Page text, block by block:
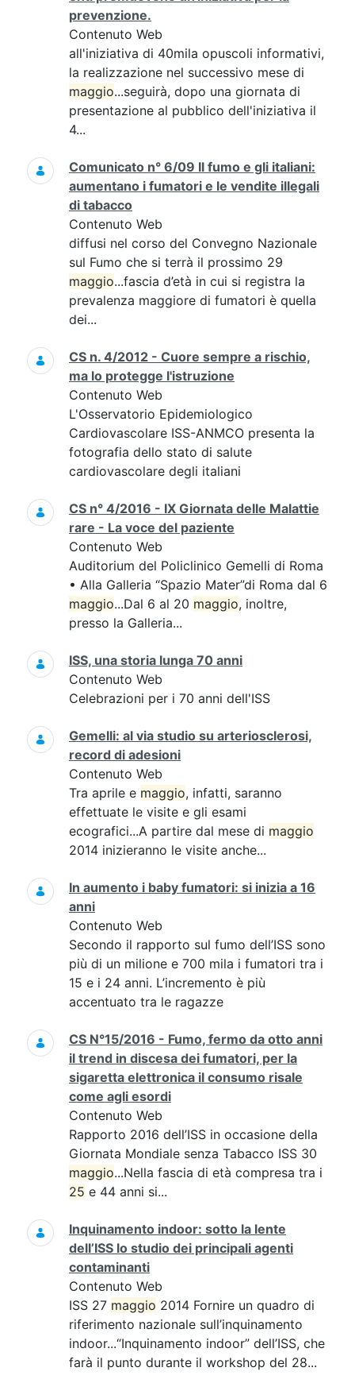
prevenzione.
Contenuto Web
all'iniziativa di 40mila opuscoli informativi,
la realizzazione nel successivo mese di
maggio...seguirà, dopo una giornata di
presentazione al pubblico dell'iniziativa il
4...
Comunicato n° 6/09 Il fumo e gli italiani:
aumentano i fumatori e le vendite illegali
di tabacco
Contenuto Web
diffusi nel corso del Convegno Nazionale
sul Fumo che si terrà il prossimo 29
maggio...fascia d’età in cui si registra la
prevalenza maggiore di fumatori è quella
dei...
CS n. 4/2012 - Cuore sempre a rischio,
ma lo protegge l'istruzione
Contenuto Web
L'Osservatorio Epidemiologico
Cardiovascolare ISS-ANMCO presenta la
fotografia dello stato di salute
cardiovascolare degli italiani
CS n° 4/2016 - IX Giornata delle Malattie
rare - La voce del paziente
Contenuto Web
Auditorium del Policlinico Gemelli di Roma
• Alla Galleria “Spazio Mater”di Roma dal 6
maggio...Dal 6 al 20 maggio, inoltre,
presso la Galleria...
ISS, una storia lunga 70 anni
Contenuto Web
Celebrazioni per i 70 anni dell'ISS
Gemelli: al via studio su arteriosclerosi,
record di adesioni
Contenuto Web
Tra aprile e maggio, infatti, saranno
effettuate le visite e gli esami
ecografici...A partire dal mese di maggio
2014 inizieranno le visite anche...
In aumento i baby fumatori: si inizia a 16
anni
Contenuto Web
Secondo il rapporto sul fumo dell’ISS sono
più di un milione e 700 mila i fumatori tra i
15 e i 24 anni. L’incremento è più
accentuato tra le ragazze
CS N°15/2016 - Fumo, fermo da otto anni
il trend in discesa dei fumatori, per la
sigaretta elettronica il consumo risale
come agli esordi
Contenuto Web
Rapporto 2016 dell’ISS in occasione della
Giornata Mondiale senza Tabacco ISS 30
maggio...Nella fascia di età compresa tra i
25 e 44 anni si...
Inquinamento indoor: sotto la lente
dell’ISS lo studio dei principali agenti
contaminanti
Contenuto Web
ISS 27 maggio 2014 Fornire un quadro di
riferimento nazionale sull’inquinamento
indoor...“Inquinamento indoor” dell’ISS, che
farà il punto durante il workshop del 28...